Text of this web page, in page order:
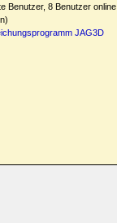
Benutzer, 8 Benutzer
JAG3D